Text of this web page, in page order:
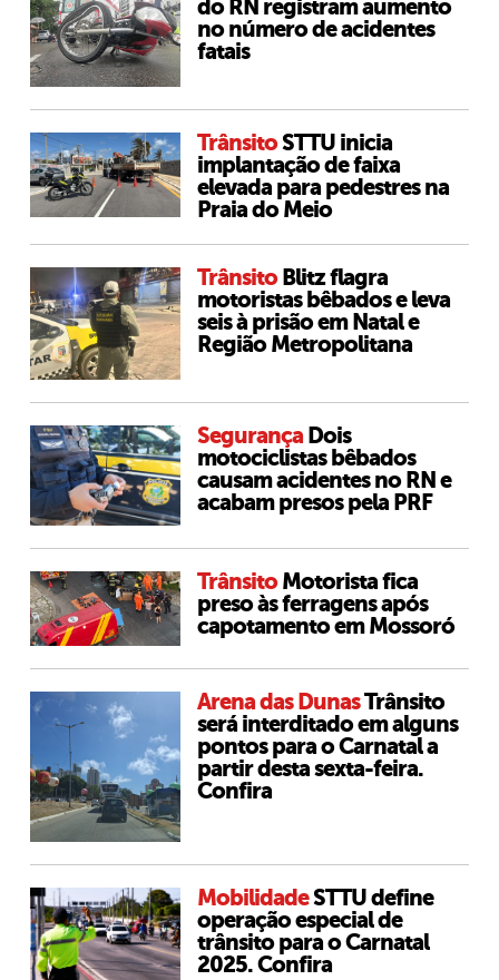
do RN registram aumento
no número de acidentes
fatais
TrânsitoSTTU inicia
implantação de faixa
elevada para pedestres na
Praia do Meio
Trânsito Blitz flagra
motoristas bêbados e leva
seis à prisão em Natal e
Região Metropolitana
Segurança Dois
motociclistas bêbados
causam acidentes no RN e
acabam presos pela PRF
TrânsitoMotorista fica
preso às ferragens após
capotamento em Mossoró
Arena das DunasTrânsito
será interditado em alguns
pontos para o Carnatal a
partir desta sexta-feira.
Confira
MobilidadeSTTU define
operação especial de
trânsito para o Carnatal
2025. Confira